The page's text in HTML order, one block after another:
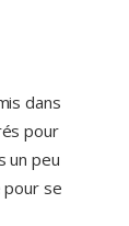
dans
pour
un peu
pour se